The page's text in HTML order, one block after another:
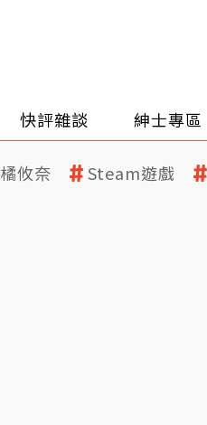
快評雜談 紳士專區
橘攸奈 Steam遊戲